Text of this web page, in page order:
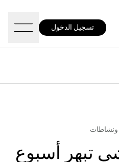
تسجيل الدخول
ونشاطات
تبهر أسبوع